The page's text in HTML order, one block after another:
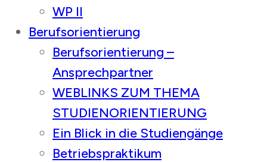
WP II
Berufsorientierung
Berufsorientierung –
Ansprechpartner
WEBLINKS ZUM THEMA
STUDIENORIENTIERUNG
Ein Blick in die Studiengänge
Betriebspraktikum